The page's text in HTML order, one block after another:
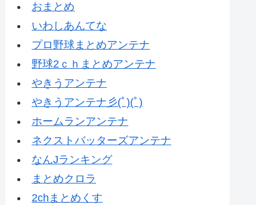
おまとめ
いわしあんてな
プロ野球まとめアンテナ
野球2ｃｈまとめアンテナ
やきうアンテナ
やきうアンテナ彡(ﾟ)(ﾟ)
ホームランアンテナ
ネクストバッターズアンテナ
なんJランキング
まとめクロラ
2chまとめくす